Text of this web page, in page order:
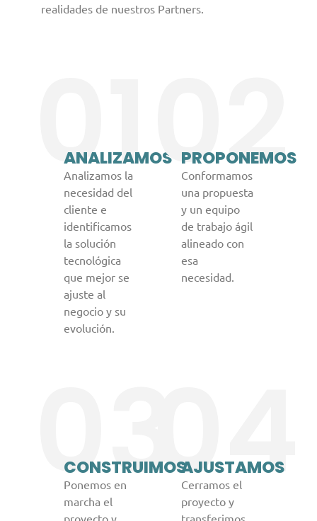
realidades de nuestros Partners.
01
ANALIZAMOS
Analizamos la
necesidad del
cliente e
identificamos
la solución
tecnológica
que mejor se
ajuste al
negocio y su
evolución.
02
PROPONEMOS
Conformamos
una propuesta
y un equipo
de trabajo ágil
alineado con
esa
necesidad.
03
CONSTRUIMOS
Ponemos en
marcha el
04
AJUSTAMOS
Cerramos el
proyecto y